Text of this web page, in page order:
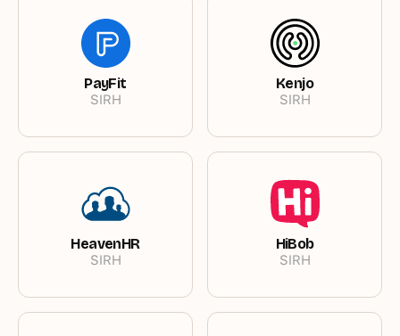
PayFit
SIRH
Kenjo
SIRH
HeavenHR
SIRH
HiBob
SIRH